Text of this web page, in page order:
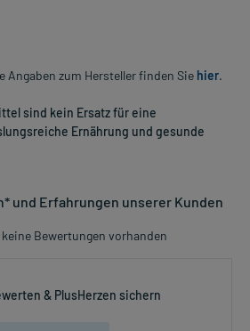
Angaben zum Hersteller finden Sie hier.
sind kein Ersatz für eine
Ernährung und gesunde
und Erfahrungen unserer Kunden
Bewertungen vorhanden
& PlusHerzen sichern